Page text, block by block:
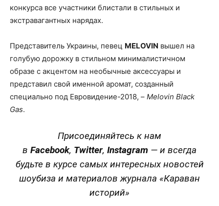
конкурса все участники блистали в стильных и
экстравагантных нарядах.
Представитель Украины, певец MELOVIN вышел на
голубую дорожку в стильном минималистичном
образе с акцентом на необычные аксессуары и
представил свой именной аромат, созданный
специально под Евровидение-2018, – Melovin Black
Gas.
Присоединяйтесь к нам
в Facebook, Twitter, Instagram — и всегда
будьте в курсе самых интересных новостей
шоубиза и материалов журнала «Караван
историй»